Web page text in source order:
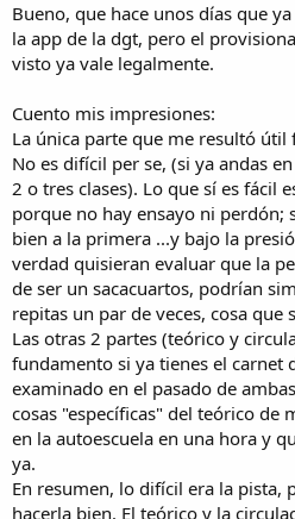
Bueno, que hace unos días que
la app de la dgt, pero el
visto ya vale legalmente.
Cuento mis impresiones:
La única parte que me resultó útil
No es difícil per se, (si ya andas
2 o tres clases). Lo que sí es fácil
porque no hay ensayo ni perdón;
bien a la primera ...y bajo la
verdad quisieran evaluar que la
de ser un sacacuartos, podrían
repitas un par de veces, cosa
Las otras 2 partes (teórico y
fundamento si ya tienes el carnet
examinado en el pasado de
cosas "específicas" del teórico de
en la autoescuela en una hora y
ya.
En resumen, lo difícil era la
hacerla bien. El teórico y la